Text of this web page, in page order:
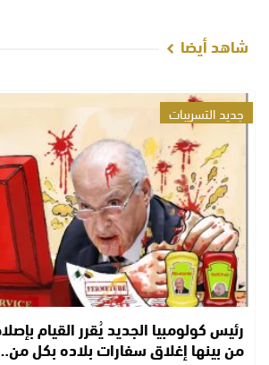
شاهد أيضا
جديد التسريبات
رئيس كولومبيا الجديد يُقرر القيام
من بينها إغلاق سفارات بلاده بكل